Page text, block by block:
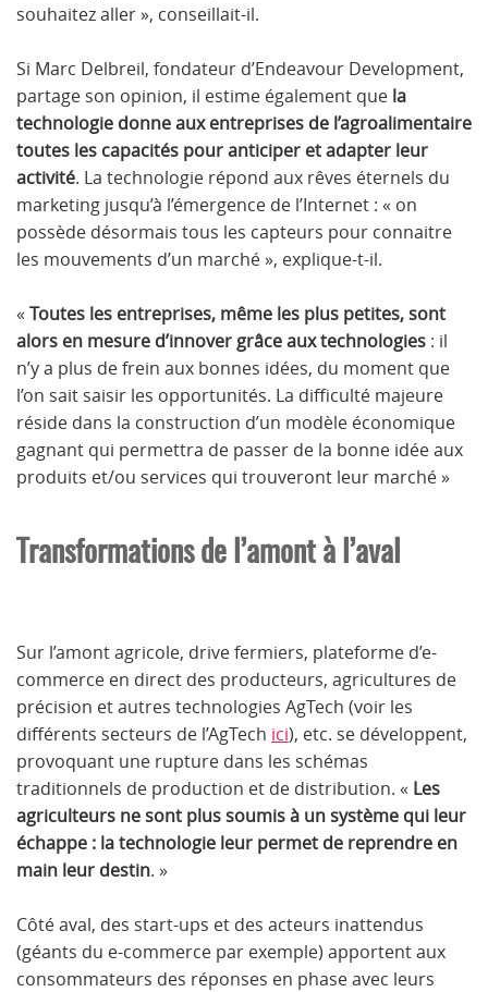
souhaitez aller », conseillait-il.
Si Marc Delbreil, fondateur d’Endeavour Development,
partage son opinion, il estime également que la
technologie donne aux entreprises de l’agroalimentaire
toutes les capacités pour anticiper et adapter leur
activité. La technologie répond aux rêves éternels du
marketing jusqu’à l’émergence de l’Internet : « on
possède désormais tous les capteurs pour connaitre
les mouvements d’un marché », explique-t-il.
« Toutes les entreprises, même les plus petites, sont
alors en mesure d’innover grâce aux technologies : il
n’y a plus de frein aux bonnes idées, du moment que
l’on sait saisir les opportunités. La difficulté majeure
réside dans la construction d’un modèle économique
gagnant qui permettra de passer de la bonne idée aux
produits et/ou services qui trouveront leur marché »
Transformations de l’amont à l’aval
Sur l’amont agricole, drive fermiers, plateforme d’e-
commerce en direct des producteurs, agricultures de
précision et autres technologies AgTech (voir les
différents secteurs de l’AgTech ici), etc. se développent,
provoquant une rupture dans les schémas
traditionnels de production et de distribution. « Les
agriculteurs ne sont plus soumis à un système qui leur
échappe : la technologie leur permet de reprendre en
main leur destin. »
Côté aval, des start-ups et des acteurs inattendus
(géants du e-commerce par exemple) apportent aux
consommateurs des réponses en phase avec leurs